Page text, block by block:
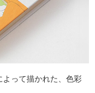
よって描かれた、色彩